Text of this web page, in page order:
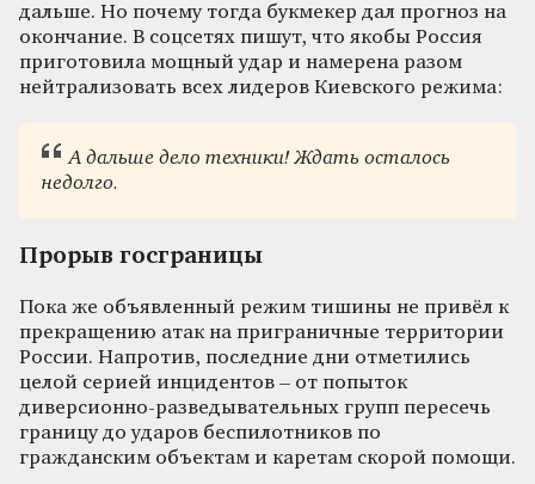
дальше. Но почему тогда букмекер дал прогноз на
окончание. В соцсетях пишут, что якобы Россия
приготовила мощный удар и намерена разом
нейтрализовать всех лидеров Киевского режима:
А дальше дело техники! Ждать осталось
недолго.
Прорыв госграницы
Пока же объявленный режим тишины не привёл к
прекращению атак на приграничные территории
России. Напротив, последние дни отметились
целой серией инцидентов – от попыток
диверсионно-разведывательных групп пересечь
границу до ударов беспилотников по
гражданским объектам и каретам скорой помощи.